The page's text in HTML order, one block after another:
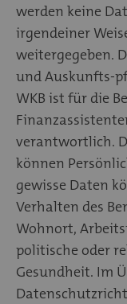
werden keine
irgendeiner
weitergegeben.
und Auskunfts-
WKB ist für die
verantwortlich.
können
gewisse Daten
Verhalten des
Wohnort,
politische oder
Gesundheit. Im